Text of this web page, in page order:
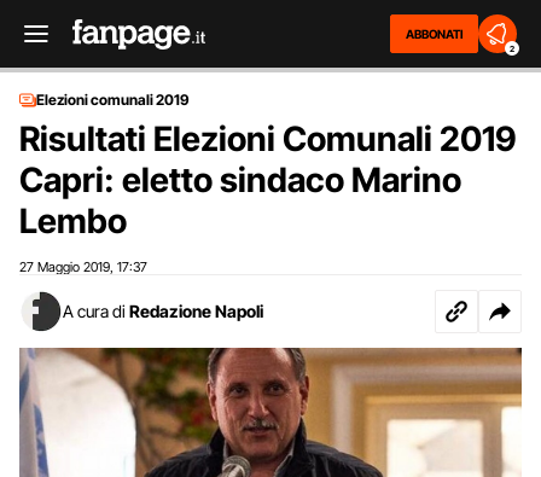
ABBONATI
2
Elezioni comunali 2019
Risultati Elezioni Comunali 2019
Capri: eletto sindaco Marino
Lembo
27 Maggio 2019 17:37
A cura di Redazione Napoli